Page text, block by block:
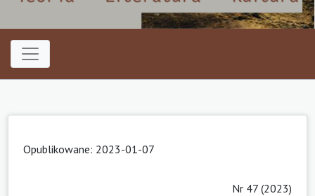
Opublikowane: 2023-01-07
Nr 47 (2023)